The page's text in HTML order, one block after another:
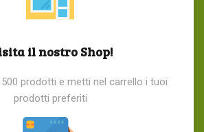
il nostro Shop!
prodotti e metti nel carrello i tuoi
prodotti preferiti